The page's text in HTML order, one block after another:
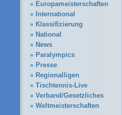
Europameisterschaften
International
Klassifizierung
National
News
Paralympics
Presse
Regionalligen
Tischtennis-Live
Verband/Gesetzliches
Weltmeisterschaften